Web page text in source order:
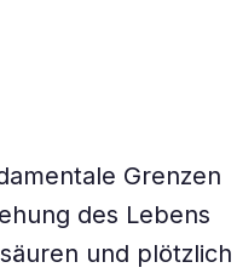
Grenzen
des Lebens
und plötzlich